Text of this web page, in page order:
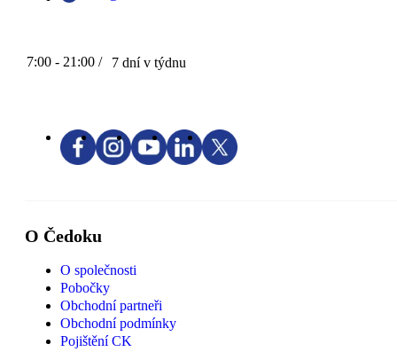
7:00 - 21:00 / 7 dní v týdnu
O Čedoku
O společnosti
Pobočky
Obchodní partneři
Obchodní podmínky
Pojištění CK